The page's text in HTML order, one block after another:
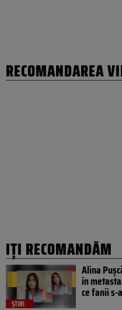
RECOMANDAREA
IȚI RECOMANDĂM
ȘTIRI
Alina
în
ce fanii